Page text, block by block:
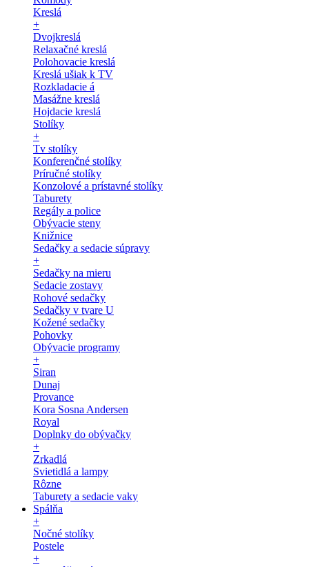
Kreslá
+
Dvojkreslá
Relaxačné kreslá
Polohovacie kreslá
Kreslá ušiak k TV
Rozkladacie á
Masážne kreslá
Hojdacie kreslá
Stolíky
+
Tv stolíky
Konferenčné stolíky
Príručné stolíky
Konzolové a prístavné stolíky
Taburety
Regály a police
Obývacie steny
Knižnice
Sedačky a sedacie súpravy
+
Sedačky na mieru
Sedacie zostavy
Rohové sedačky
Sedačky v tvare U
Kožené sedačky
Pohovky
Obývacie programy
+
Siran
Dunaj
Provance
Kora Sosna Andersen
Royal
Doplnky do obývačky
+
Zrkadlá
Svietidlá a lampy
Rôzne
Taburety a sedacie vaky
Spálňa
+
Nočné stolíky
Postele
+